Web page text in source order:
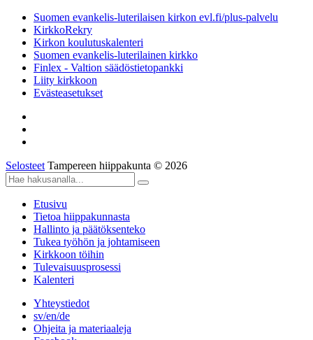
Suomen evankelis-luterilaisen kirkon evl.fi/plus-palvelu
KirkkoRekry
Kirkon koulutuskalenteri
Suomen evankelis-luterilainen kirkko
Finlex - Valtion säädöstietopankki
Liity kirkkoon
Evästeasetukset
Selosteet Tampereen hiippakunta © 2026
Etusivu
Tietoa hiippakunnasta
Hallinto ja päätöksenteko
Tukea työhön ja johtamiseen
Kirkkoon töihin
Tulevaisuusprosessi
Kalenteri
Yhteystiedot
sv/en/de
Ohjeita ja materiaaleja